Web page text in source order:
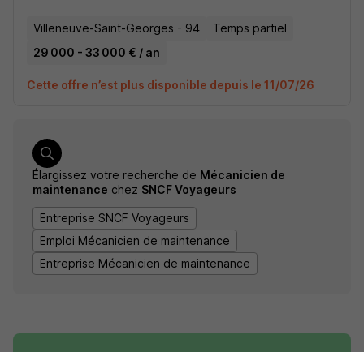
Villeneuve-Saint-Georges - 94
Temps partiel
29 000 - 33 000 € / an
Cette offre n’est plus disponible depuis le 11/07/26
Élargissez votre recherche de Mécanicien de
maintenance chez SNCF Voyageurs
Entreprise SNCF Voyageurs
Emploi Mécanicien de maintenance
Entreprise Mécanicien de maintenance